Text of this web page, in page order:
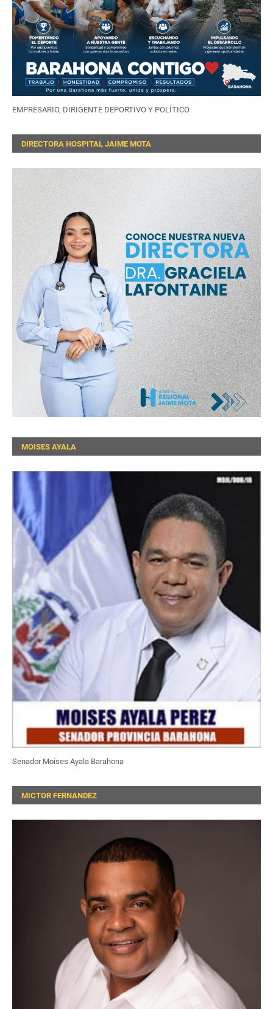
EMPRESARIO, DIRIGENTE DEPORTIVO Y POLÍTICO
DIRECTORA HOSPITAL JAIME MOTA
MOISES AYALA
Senador Moises Ayala Barahona
MICTOR FERNANDEZ